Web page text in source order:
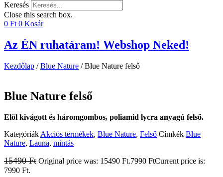
Keresés
Close this search box.
0 Ft 0 Kosár
Az ÉN ruhatáram! Webshop Neked!
Kezdőlap /Blue Nature / Blue Nature felső
Blue Nature felső
Elöl kivágott és háromgombos, poliamid lycra anyagú felső.
Kategóriák Akciós termékek, Blue Nature, Felső Címkék Blue
Nature, Launa, mintás
15490Ft Original price was: 15490 Ft.7990 FtCurrent price is:
7990 Ft.